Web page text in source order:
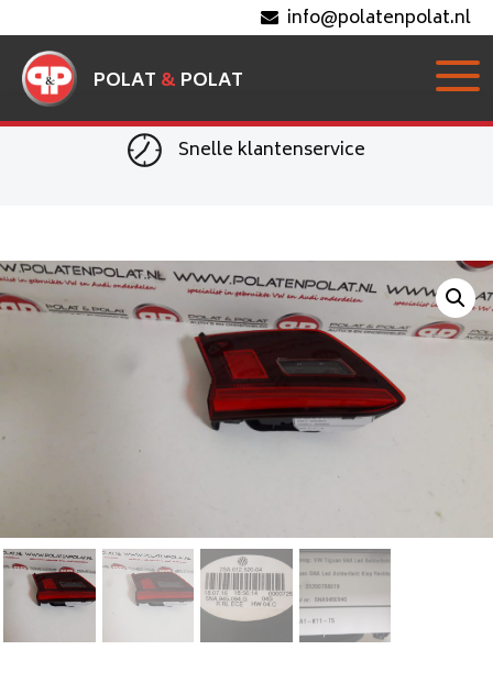
info@polatenpolat.nl
POLAT & POLAT
Snelle klantenservice